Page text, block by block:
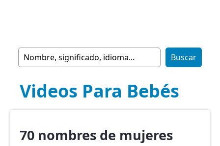
Videos Para Bebés
70 nombres de mujeres